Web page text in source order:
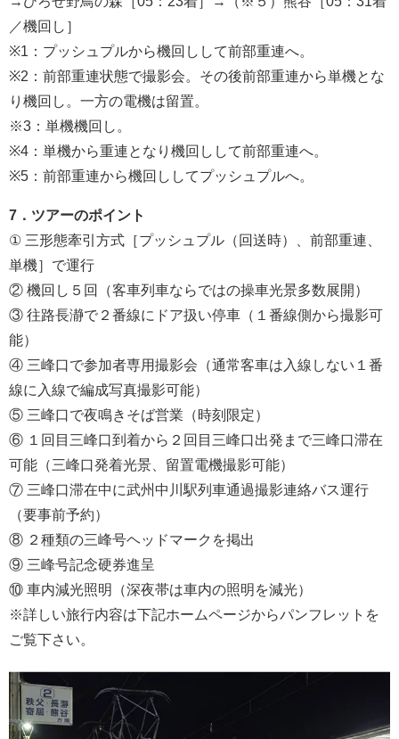
／機回し］
※1：プッシュプルから機回しして前部重連へ。
※2：前部重連状態で撮影会。その後前部重連から単機とな
り機回し。一方の電機は留置。
※3：単機機回し。
※4：単機から重連となり機回しして前部重連へ。
※5：前部重連から機回ししてプッシュプルへ。
7．ツアーのポイント
① 三形態牽引方式［プッシュプル（回送時）、前部重連、
単機］で運行
② 機回し５回（客車列車ならではの操車光景多数展開）
③ 往路長瀞で２番線にドア扱い停車（１番線側から撮影可
能）
④ 三峰口で参加者専用撮影会（通常客車は入線しない１番
線に入線で編成写真撮影可能）
⑤ 三峰口で夜鳴きそば営業（時刻限定）
⑥ １回目三峰口到着から２回目三峰口出発まで三峰口滞在
可能（三峰口発着光景、留置電機撮影可能）
⑦ 三峰口滞在中に武州中川駅列車通過撮影連絡バス運行
（要事前予約）
⑧ ２種類の三峰号ヘッドマークを掲出
⑨ 三峰号記念硬券進呈
⑩ 車内減光照明（深夜帯は車内の照明を減光）
※詳しい旅行内容は下記ホームページからパンフレットを
ご覧下さい。